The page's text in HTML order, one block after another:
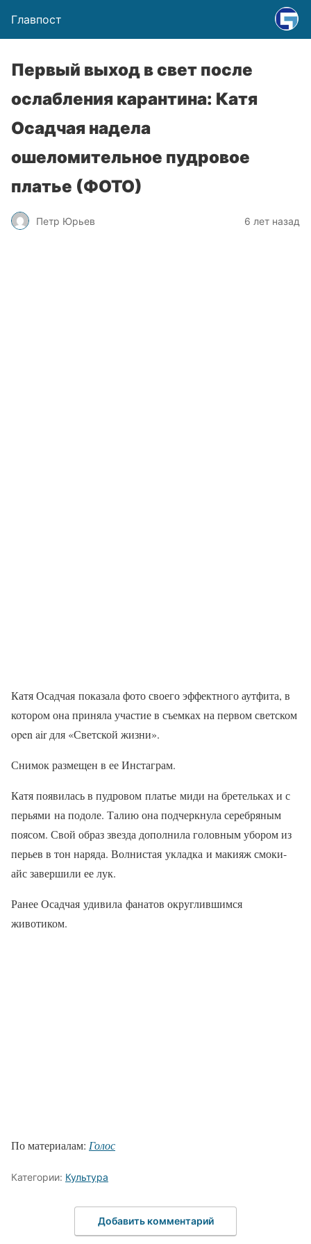
Главпост
Первый выход в свет после
ослабления карантина: Катя
Осадчая надела
ошеломительное пудровое
платье (ФОТО)
Петр Юрьев 6 лет назад
Катя Осадчая показала фото своего эффектного аутфита, в
котором она приняла участие в съемках на первом светском
open air для «Светской жизни».
Снимок размещен в ее Инстаграм.
Катя появилась в пудровом платье миди на бретельках и с
перьями на подоле. Талию она подчеркнула серебряным
поясом. Свой образ звезда дополнила головным убором из
перьев в тон наряда. Волнистая укладка и макияж смоки-
айс завершили ее лук.
Ранее Осадчая удивила фанатов округлившимся
животиком.
По материалам: Голос
Категории: Культура
Добавить комментарий